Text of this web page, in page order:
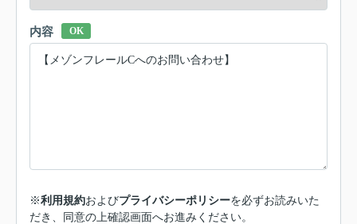
内容 OK
※利用規約およびプライバシーポリシーを必ずお読みいた
だき、同意の上確認画面へお進みください。